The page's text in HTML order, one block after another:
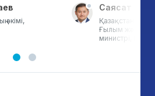
әкімі,
Саясат
Қазақстан
Ғылым және
министрі,